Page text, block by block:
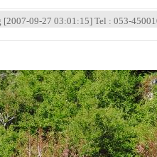
[2007-09-27 03:01:15] Tel : 053-